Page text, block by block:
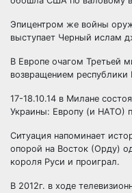
Эпицентром же войны
выступает Черный ислам
В Европе очагом Третьей
возвращением
17-18.10.14 в Милане
Украины: Европу (и НАТО)
Ситуация напоминает
опорой на Восток (Орду)
короля Руси и проиграл.
В 2012г. в ходе